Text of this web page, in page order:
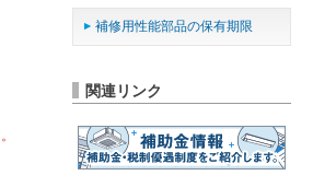
補修用性能部品の保有期限
関連リンク